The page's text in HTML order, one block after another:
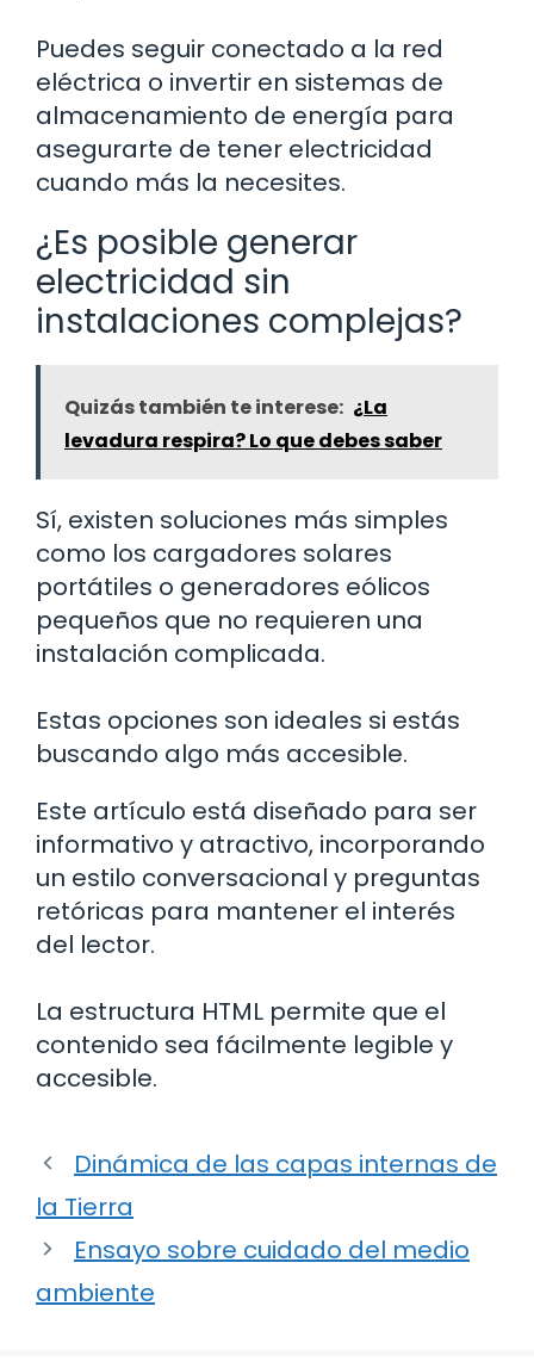
Puedes seguir conectado a la red
eléctrica o invertir en sistemas de
almacenamiento de energía para
asegurarte de tener electricidad
cuando más la necesites.
¿Es posible generar
electricidad sin
instalaciones complejas?
Quizás también te interese: ¿La
levadura respira? Lo que debes saber
Sí, existen soluciones más simples
como los cargadores solares
portátiles o generadores eólicos
pequeños que no requieren una
instalación complicada.
Estas opciones son ideales si estás
buscando algo más accesible.
Este artículo está diseñado para ser
informativo y atractivo, incorporando
un estilo conversacional y preguntas
retóricas para mantener el interés
del lector.
La estructura HTML permite que el
contenido sea fácilmente legible y
accesible.
Dinámica de las capas internas de
la Tierra
Ensayo sobre cuidado del medio
ambiente